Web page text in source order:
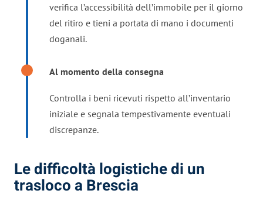
verifica l’accessibilità dell’immobile per il giorno
del ritiro e tieni a portata di mano i documenti
doganali.
Al momento della consegna
Controlla i beni ricevuti rispetto all’inventario
iniziale e segnala tempestivamente eventuali
discrepanze.
Le difficoltà logistiche di un
trasloco a Brescia